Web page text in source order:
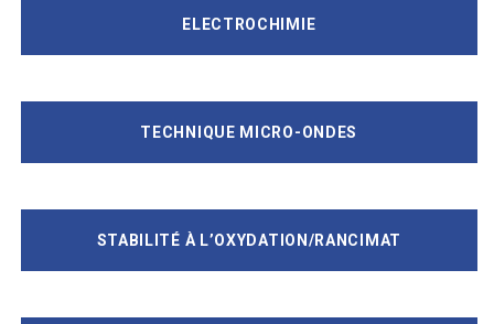
ELECTROCHIMIE
TECHNIQUE MICRO-ONDES
STABILITÉ À L’OXYDATION/RANCIMAT